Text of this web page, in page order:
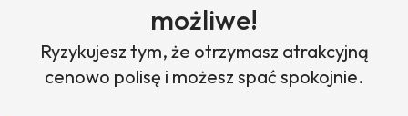
możliwe!
Ryzykujesz tym, że otrzymasz atrakcyjną
cenowo polisę i możesz spać spokojnie.